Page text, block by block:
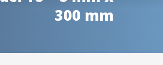
300 mm